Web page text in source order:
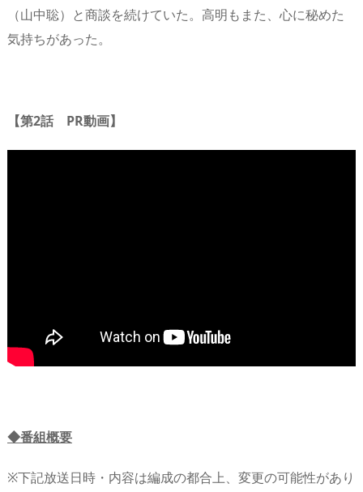
（山中聡）と商談を続けていた。高明もまた、心に秘めた
気持ちがあった。
【第2話 PR動画】
◆番組概要
※下記放送日時・内容は編成の都合上、変更の可能性があり